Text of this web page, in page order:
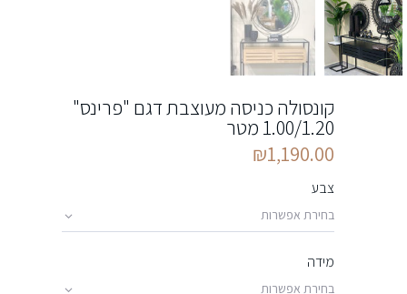
קונסולה כניסה מעוצבת דגם "פרינס"
1.00/1.20 מטר
₪1,190.00
צבע
מידה